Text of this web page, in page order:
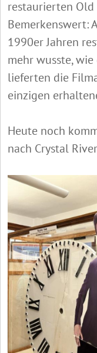
restaurierten Old
Bemerkenswert:
1990er Jahren
mehr wusste,
lieferten die
einzigen
Heute noch
nach Crystal